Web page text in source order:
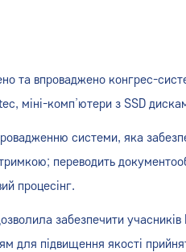
та впроваджено конгрес-
міні-комп’ютери з SSD
системи, яка
переводить
процесінг.
забезпечити
для підвищення якості